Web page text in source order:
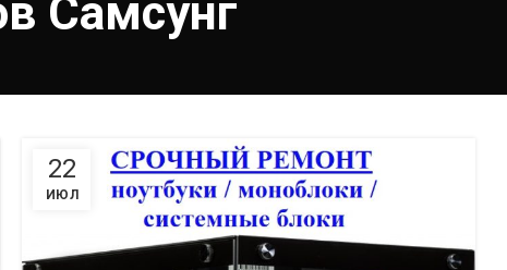
Самсунг
22
ИЮЛ